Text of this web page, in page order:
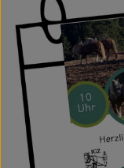
Kühltheke
Aktionen & Neues
Naturkost
Getränke
Haushaltswaren